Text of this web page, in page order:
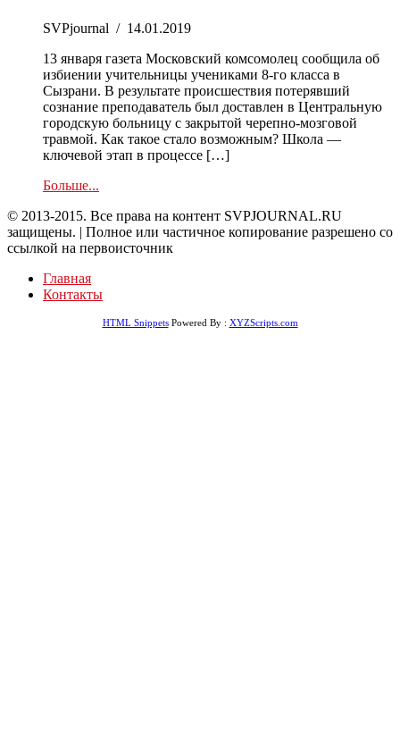
SVPjournal / 14.01.2019
13 января газета Московский комсомолец сообщила об
избиении учительницы учениками 8-го класса в
Сызрани. В результате происшествия потерявший
сознание преподаватель был доставлен в Центральную
городскую больницу с закрытой черепно-мозговой
травмой. Как такое стало возможным? Школа —
ключевой этап в процессе […]
Больше...
© 2013-2015. Все права на контент SVPJOURNAL.RU
защищены. | Полное или частичное копирование разрешено со
ссылкой на первоисточник
Главная
Контакты
HTML SnippetsPowered By : XYZScripts.com